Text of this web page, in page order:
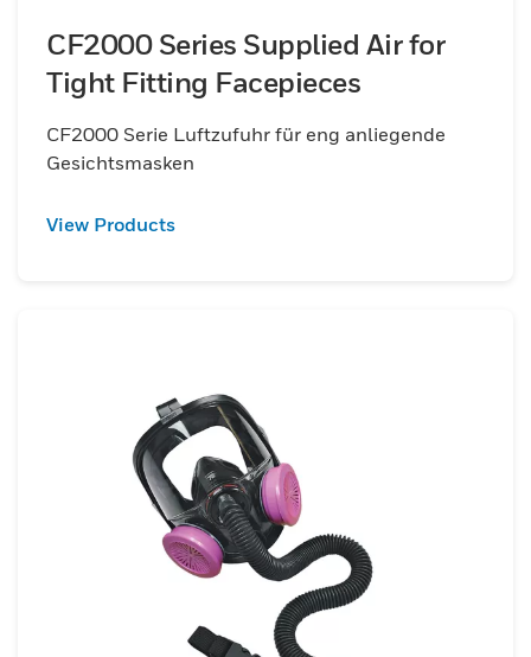
CF2000 Series Supplied Air for
Tight Fitting Facepieces
CF2000 Serie Luftzufuhr für eng anliegende
Gesichtsmasken
View Products